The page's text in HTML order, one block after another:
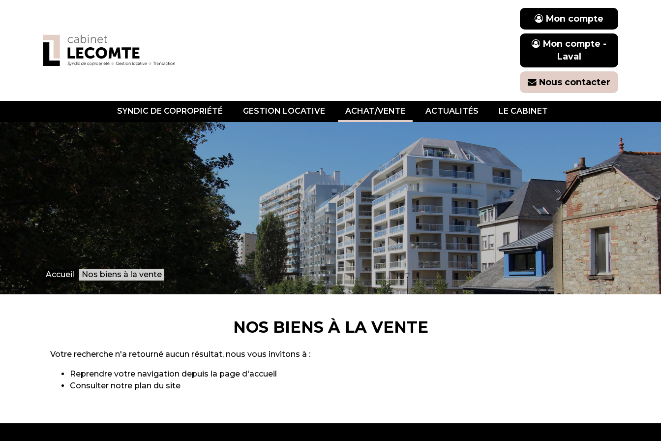
Mon compte
Mon compte -
Laval
Nous contacter
SYNDIC DE COPROPRIÉTÉ GESTION LOCATIVE ACHAT/VENTE ACTUALITÉS LE CABINET
Accueil Nos biens à la vente
NOS BIENS À LA VENTE
Votre recherche n'a retourné aucun résultat, nous vous invitons à :
Reprendre votre navigation depuis la page d'accueil
Consulter notre plan du site